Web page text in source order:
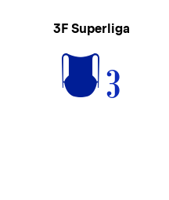
3F Superliga
3